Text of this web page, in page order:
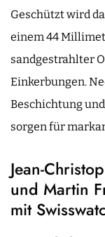
Geschützt wird
einem 44
sandgestrahlter
Einkerbungen.
Beschichtung
sorgen für
Jean-
und Martin
mit